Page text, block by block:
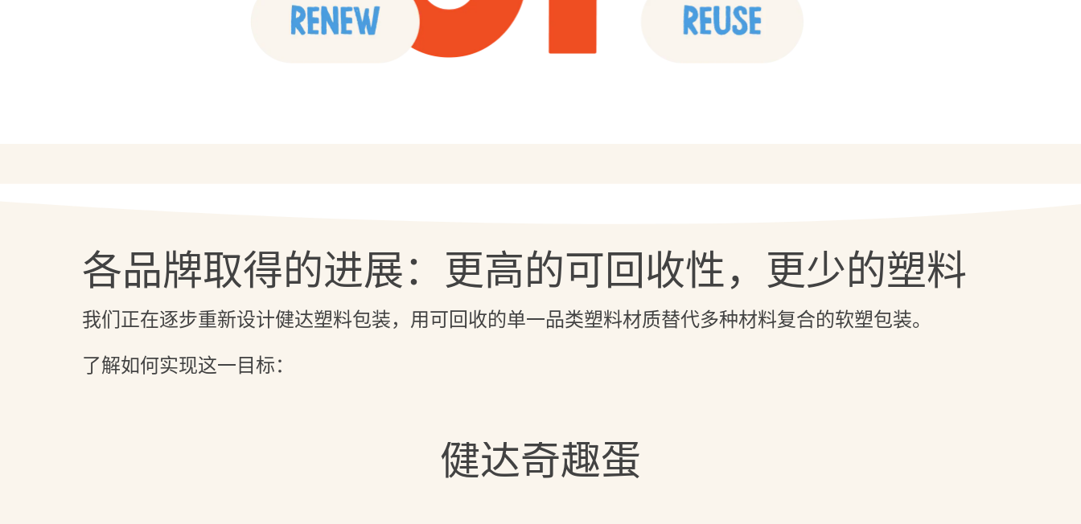
各品牌取得的进展：更高的可回收性，更少的塑料
我们正在逐步重新设计健达塑料包装，用可回收的单一品类塑料材质替代多种材料复合的软塑包装。
了解如何实现这一目标：
健达奇趣蛋